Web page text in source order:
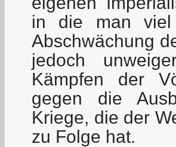
in die man viel
Abschwächung
jedoch
Kämpfen der
gegen die
Kriege, die der
zu Folge hat.